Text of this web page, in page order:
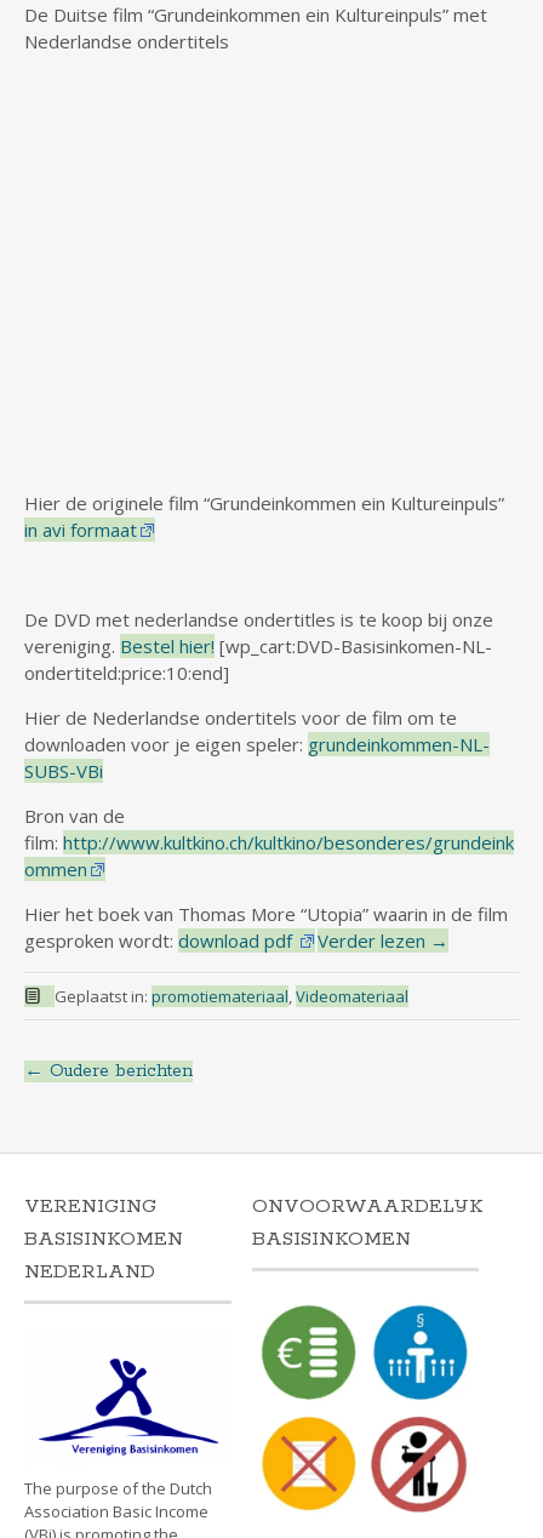
De Duitse film “Grundeinkommen ein Kultureinpuls” met
Nederlandse ondertitels
Hier de originele film “Grundeinkommen ein Kultureinpuls”
in avi formaat
De DVD met nederlandse ondertitles is te koop bij onze
vereniging. Bestel hier! [wp_cart:DVD-Basisinkomen-NL-
ondertiteld:price:10:end]
Hier de Nederlandse ondertitels voor de film om te
downloaden voor je eigen speler: grundeinkommen-NL-
SUBS-VBi
Bron van de
film: http://www.kultkino.ch/kultkino/besonderes/grundeink
ommen
Hier het boek van Thomas More “Utopia” waarin in de film
gesproken wordt: download pdf Verder lezen →
Geplaatst in: promotiemateriaal,Videomateriaal
Berichtnavigatie
← Oudere berichten
VERENIGING
BASISINKOMEN
NEDERLAND
The purpose of the Dutch
Association Basic Income
ONVOORWAARDELIJK
BASISINKOMEN